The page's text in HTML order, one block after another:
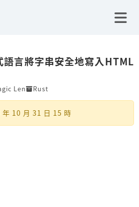
言將字串安全地寫入HTML
Len Rust
10 月 31 日 15 時